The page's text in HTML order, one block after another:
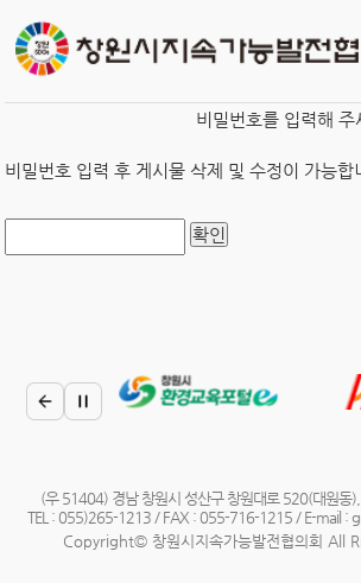
비밀번호를 입력해 주
비밀번호 입력 후 게시물 삭제 및 수정이 가능합
(우 51404) 경남 창원시 성산구 창원대로 520(대원동
TEL : 055)265-1213 / FAX : 055-716-1215 / E-mail :
Copyright© 창원시지속가능발전협의회 All